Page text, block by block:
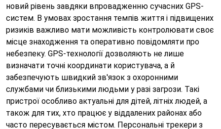
новий рівень завдяки впровадженню сучасних GPS-
систем. В умовах зростання темпів життя і підвищених
ризиків важливо мати можливість контролювати своє
місце знаходження та оперативно повідомляти про
небезпеку. GPS-технології дозволяють не лише
визначати точні координати користувача, а й
забезпечують швидкий зв'язок з охоронними
службами чи близькими людьми у разі загрози. Такі
пристрої особливо актуальні для дітей, літніх людей, а
також для тих, хто працює у віддалених районах або
часто пересувається містом. Персональні трекери з